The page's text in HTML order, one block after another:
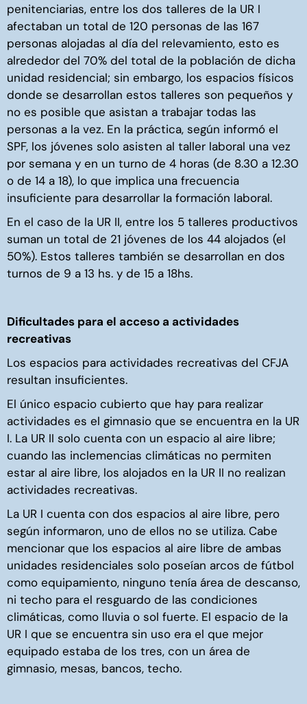
penitenciarias, entre los dos talleres de la UR I
afectaban un total de 120 personas de las 167
personas alojadas al día del relevamiento, esto es
alrededor del 70% del total de la población de dicha
unidad residencial; sin embargo, los espacios físicos
donde se desarrollan estos talleres son pequeños y
no es posible que asistan a trabajar todas las
personas a la vez. En la práctica, según informó el
SPF, los jóvenes solo asisten al taller laboral una vez
por semana y en un turno de 4 horas (de 8.30 a 12.30
o de 14 a 18), lo que implica una frecuencia
insuficiente para desarrollar la formación laboral.
En el caso de la UR II, entre los 5 talleres productivos
suman un total de 21 jóvenes de los 44 alojados (el
50%). Estos talleres también se desarrollan en dos
turnos de 9 a 13 hs. y de 15 a 18hs.
Dificultades para el acceso a actividades
recreativas
Los espacios para actividades recreativas del CFJA
resultan insuficientes.
El único espacio cubierto que hay para realizar
actividades es el gimnasio que se encuentra en la UR
I. La UR II solo cuenta con un espacio al aire libre;
cuando las inclemencias climáticas no permiten
estar al aire libre, los alojados en la UR II no realizan
actividades recreativas.
La UR I cuenta con dos espacios al aire libre, pero
según informaron, uno de ellos no se utiliza. Cabe
mencionar que los espacios al aire libre de ambas
unidades residenciales solo poseían arcos de fútbol
como equipamiento, ninguno tenía área de descanso,
ni techo para el resguardo de las condiciones
climáticas, como lluvia o sol fuerte. El espacio de la
UR I que se encuentra sin uso era el que mejor
equipado estaba de los tres, con un área de
gimnasio, mesas, bancos, techo.